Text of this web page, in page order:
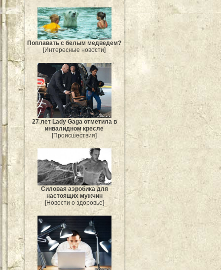
Поплавать с белым медведем?
[Интересные новости]
27 лет Lady Gaga отметила в
инвалидном кресле
[Происшествия]
Силовая аэробика для
настоящих мужчин
[Новости о здоровье]